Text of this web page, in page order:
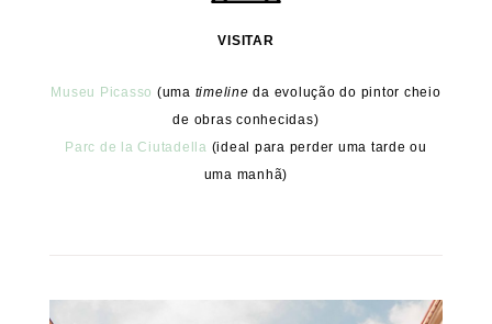
VISITAR
Museu Picasso (uma timeline da evolução do pintor cheio
de obras conhecidas)
Parc de la Ciutadella (ideal para perder uma tarde ou
uma manhã)